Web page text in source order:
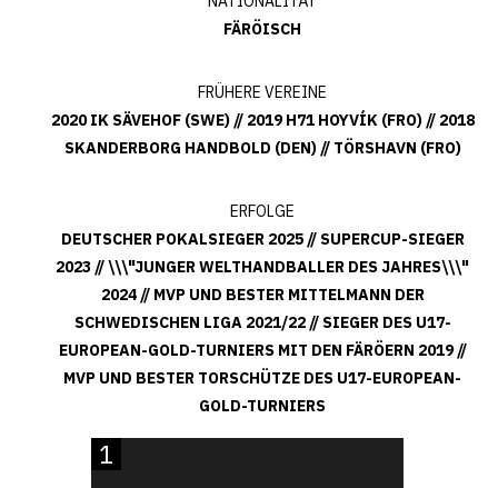
FÄRÖISCH
FRÜHERE VEREINE
2020 IK SÄVEHOF (SWE) // 2019 H71 HOYVÍK (FRO) // 2018
SKANDERBORG HANDBOLD (DEN) // TÖRSHAVN (FRO)
ERFOLGE
DEUTSCHER POKALSIEGER 2025 // SUPERCUP-SIEGER
2023 // \\\"JUNGER WELTHANDBALLER DES JAHRES\\\"
2024 // MVP UND BESTER MITTELMANN DER
SCHWEDISCHEN LIGA 2021/22 // SIEGER DES U17-
EUROPEAN-GOLD-TURNIERS MIT DEN FÄRÖERN 2019 //
MVP UND BESTER TORSCHÜTZE DES U17-EUROPEAN-
GOLD-TURNIERS
1